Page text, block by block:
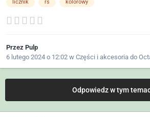
licznik rs kolorowy
Przez Pulp
6 lutego 2024 o 12:02 w Części i akcesoria do
Odpowiedz w tym